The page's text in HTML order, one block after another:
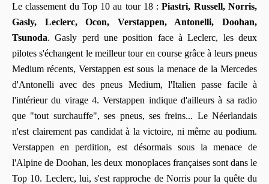
Le classement du Top 10 au tour 18 :Piastri, Russell, Norris,
Gasly, Leclerc, Ocon, Verstappen, Antonelli, Doohan,
Tsunoda. Gasly perd une position face à Leclerc, les deux
pilotes s'échangent le meilleur tour en course grâce à leurs pneus
Medium récents, Verstappen est sous la menace de la Mercedes
d'Antonelli avec des pneus Medium, l'Italien passe facile à
l'intérieur du virage 4. Verstappen indique d'ailleurs à sa radio
que "tout surchauffe", ses pneus, ses freins... Le Néerlandais
n'est clairement pas candidat à la victoire, ni même au podium.
Verstappen en perdition, est désormais sous la menace de
l'Alpine de Doohan, les deux monoplaces françaises sont dans le
Top 10. Leclerc, lui, s'est rapproche de Norris pour la quête du